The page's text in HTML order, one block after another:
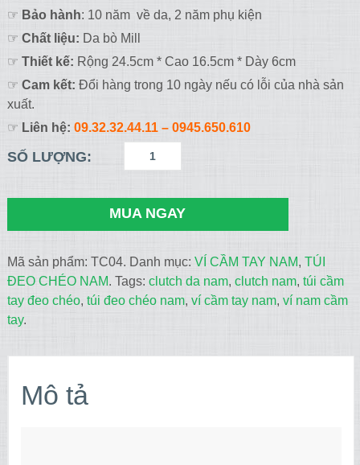
☞ Bảo hành: 10 năm về da, 2 năm phụ kiện
☞ Chất liệu: Da bò Mill
☞ Thiết kế: Rộng 24.5cm * Cao 16.5cm * Dày 6cm
☞ Cam kết: Đổi hàng trong 10 ngày nếu có lỗi của nhà sản
xuất.
☞ Liên hệ: 09.32.32.44.11– 0945.650.610
SỐ LƯỢNG:
MUA NGAY
Mã sản phẩm: TC04. Danh mục: VÍ CẦM TAY NAM, TÚI
ĐEO CHÉO NAM. Tags: clutch da nam, clutch nam, túi cầm
tay đeo chéo, túi đeo chéo nam, ví cầm tay nam, ví nam cầm
tay.
Mô tả